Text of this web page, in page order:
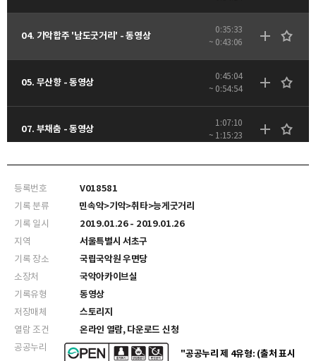
04. 기악합주 '남도굿거리' - 동영상
0:35:33
~ 0:43:06
05. 무산향 - 동영상
0:45:04
~ 0:54:54
07. 부채춤 - 동영상
1:07:10
~ 1:15:23
등록번호
V018581
기록 분류
민속악>기악>취타>능게굿거리
기록 일시
2019.01.26 - 2019.01.26
지역
서울특별시 서초구
기록 장소
국립국악원 우면당
소장처
국악아카이브실
기록유형
동영상
저장매체
스토리지
열람 조건
온라인 열람, 다운로드 신청
공공누리
"공공누리 제 4유형: (출처 표시